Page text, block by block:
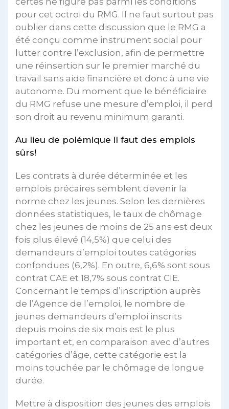
pour cet octroi du RMG. Il ne faut surtout pas
oublier dans cette discussion que le RMG a
été conçu comme instrument social pour
lutter contre l’exclusion, afin de permettre
une réinsertion sur le premier marché du
travail sans aide financière et donc à une vie
autonome. Du moment que le bénéficiaire
du RMG refuse une mesure d’emploi, il perd
son droit au revenu minimum garanti.
Au lieu de polémique il faut des emplois
sûrs!
Les contrats à durée déterminée et les
emplois précaires semblent devenir la
norme chez les jeunes. Selon les dernières
données statistiques, le taux de chômage
chez les jeunes de moins de 25 ans est deux
fois plus élevé (14,5%) que celui des
demandeurs d’emploi toutes catégories
confondues (6,2%). En outre, 6,6% sont sous
contrat CAE et 18,7% sous contrat CIE.
Concernant le temps d’inscription auprès
de l’Agence de l’emploi, le nombre de
jeunes demandeurs d’emploi inscrits
depuis moins de six mois est le plus
important et, en comparaison avec d’autres
catégories d’âge, cette catégorie est la
moins touchée par le chômage de longue
durée.
Mettre à disposition des jeunes des emplois